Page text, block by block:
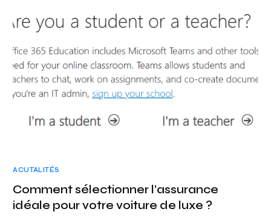
ACUTALITÉS
Comment sélectionner l’assurance
idéale pour votre voiture de luxe ?